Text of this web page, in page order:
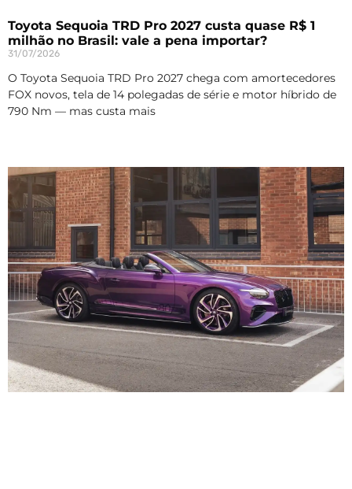
Toyota Sequoia TRD Pro 2027 custa quase R$ 1
milhão no Brasil: vale a pena importar?
31/07/2026
O Toyota Sequoia TRD Pro 2027 chega com amortecedores
FOX novos, tela de 14 polegadas de série e motor híbrido de
790 Nm — mas custa mais